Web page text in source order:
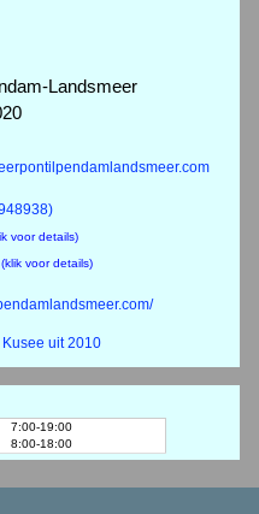
Landsmeer
voor details)
(klik voor details)
uit 2010
7:00-19:00
8:00-18:00